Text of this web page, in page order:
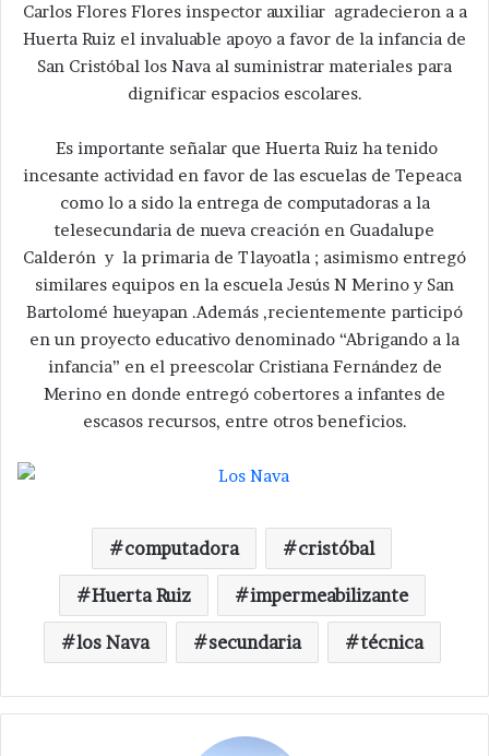
Carlos Flores Flores inspector auxiliar agradecieron a a
Huerta Ruiz el invaluable apoyo a favor de la infancia de
San Cristóbal los Nava al suministrar materiales para
dignificar espacios escolares.
Es importante señalar que Huerta Ruiz ha tenido
incesante actividad en favor de las escuelas de Tepeaca
como lo a sido la entrega de computadoras a la
telesecundaria de nueva creación en Guadalupe
Calderón y la primaria de Tlayoatla ; asimismo entregó
similares equipos en la escuela Jesús N Merino y San
Bartolomé hueyapan .Además ,recientemente participó
en un proyecto educativo denominado “Abrigando a la
infancia” en el preescolar Cristiana Fernández de
Merino en donde entregó cobertores a infantes de
escasos recursos, entre otros beneficios.
computadora cristóbal
Huerta Ruiz impermeabilizante
los Nava secundaria técnica